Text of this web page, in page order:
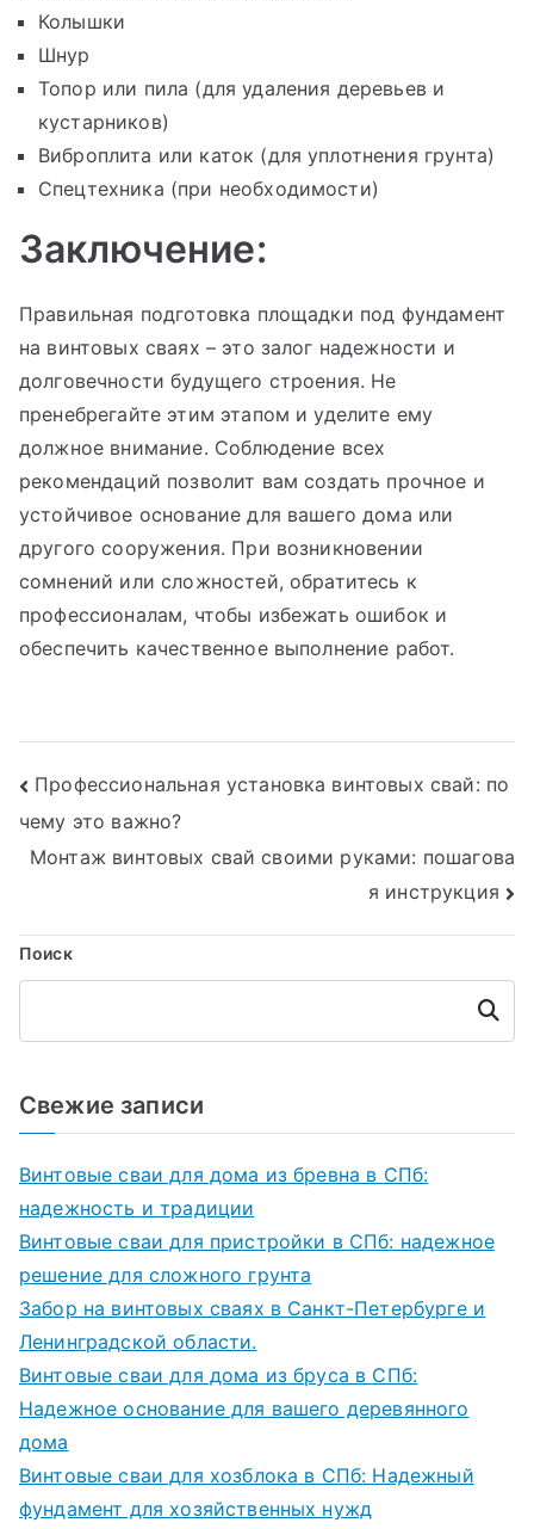
Колышки
Шнур
Топор или пила (для удаления деревьев и
кустарников)
Виброплита или каток (для уплотнения грунта)
Спецтехника (при необходимости)
Заключение:
Правильная подготовка площадки под фундамент
на винтовых сваях – это залог надежности и
долговечности будущего строения. Не
пренебрегайте этим этапом и уделите ему
должное внимание. Соблюдение всех
рекомендаций позволит вам создать прочное и
устойчивое основание для вашего дома или
другого сооружения. При возникновении
сомнений или сложностей, обратитесь к
профессионалам, чтобы избежать ошибок и
обеспечить качественное выполнение работ.
Навигация
по
Профессиональная установка винтовых свай: по
чему это важно?
Монтаж винтовых свай своими руками: пошагова
я инструкция
Поиск
Поиск
Свежие записи
Винтовые сваи для дома из бревна в СПб:
надежность и традиции
Винтовые сваи для пристройки в СПб: надежное
решение для сложного грунта
Забор на винтовых сваях в Санкт-Петербурге и
Ленинградской области.
Винтовые сваи для дома из бруса в СПб:
Надежное основание для вашего деревянного
дома
Винтовые сваи для хозблока в СПб: Надежный
фундамент для хозяйственных нужд